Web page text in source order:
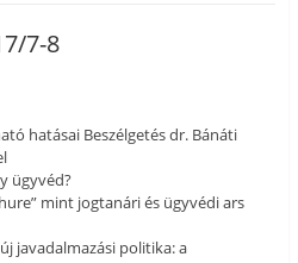
7-8
hatásai Beszélgetés dr. Bánáti
ügyvéd?
mint jogtanári és ügyvédi ars
javadalmazási politika: a